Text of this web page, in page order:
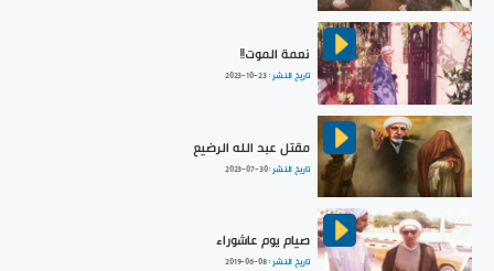
نعمة الموت!!
تاريخ النشر :2023-10-23
مقتل عبد الله الرضيع
تاريخ النشر :2023-07-30
صيام يوم عاشوراء
تاريخ النشر :2019-06-08